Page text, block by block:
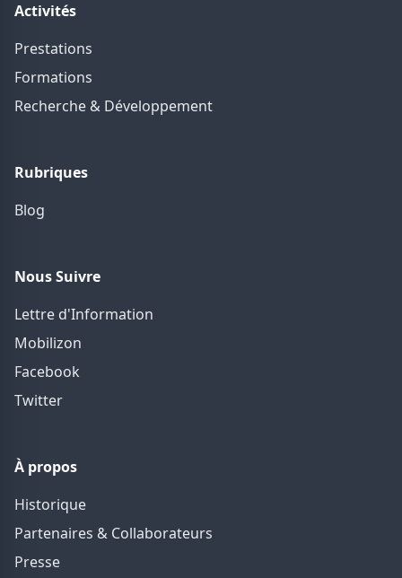
Activités
Prestations
Formations
Recherche & Développement
Rubriques
Blog
Nous Suivre
Lettre d'Information
Mobilizon
Facebook
Twitter
À propos
Historique
Partenaires & Collaborateurs
Presse